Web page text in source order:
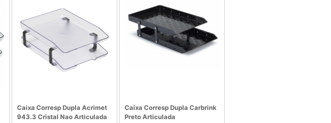
Caixa Corresp Dupla Acrimet
943.3 Cristal Nao Articulada
Caixa Corresp Dupla Carbrink
Preto Articulada